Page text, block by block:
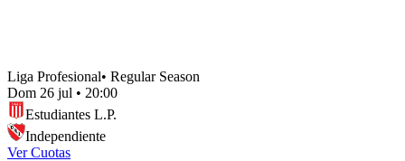
Liga Profesional• Regular Season
Dom 26 jul • 20:00
Estudiantes L.P.
Independiente
Ver Cuotas